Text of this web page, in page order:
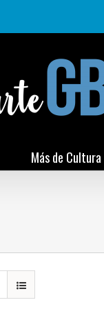
Más de Cultura